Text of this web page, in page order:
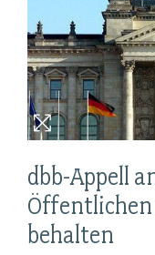
dbb-Appell
behalten